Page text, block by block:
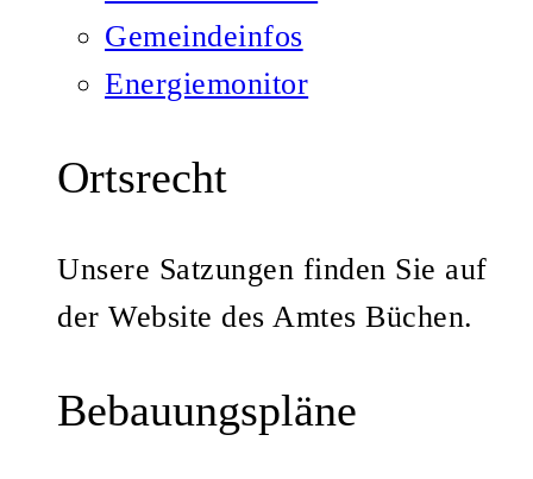
Gemeindeinfos
Energiemonitor
Ortsrecht
Unsere Satzungen finden Sie auf
der Website des Amtes Büchen.
Bebauungspläne